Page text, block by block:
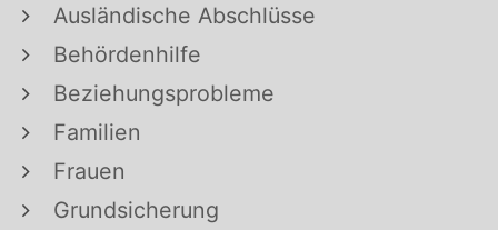
Ausländische Abschlüsse
Behördenhilfe
Beziehungsprobleme
Familien
Frauen
Grundsicherung